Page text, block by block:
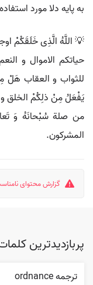
به پایه دلا مورد
💡 اللَّهُ الَّذِی خَلَقَکُمْ
حیاتکم الاموال و
للثواب و العقاب هَلْ
یَفْعَلُ مِنْ ذلِکُمْ الخلق و
من صلة سُبْحانَهُ وَ
المشرکون.
گزارش محتوای
پربازدیدترین
ترجمه ordnance